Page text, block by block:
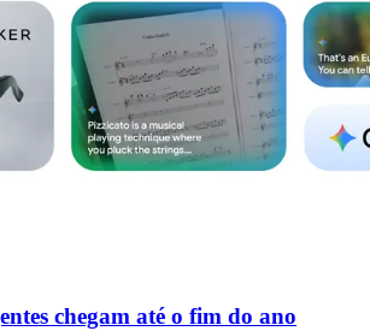
chegam até o fim do ano